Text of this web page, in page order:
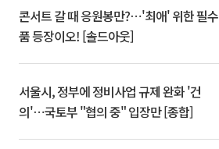
콘서트 갈 때 응원봉만?⋯'최애' 위한 필수
품 등장이오! [솔드아웃]
서울시, 정부에 정비사업 규제 완화 '건
의'⋯국토부 "협의 중" 입장만 [종합]